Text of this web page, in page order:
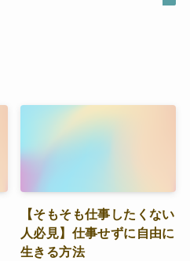
【そもそも仕事したくない
人必見】仕事せずに自由に
生きる方法